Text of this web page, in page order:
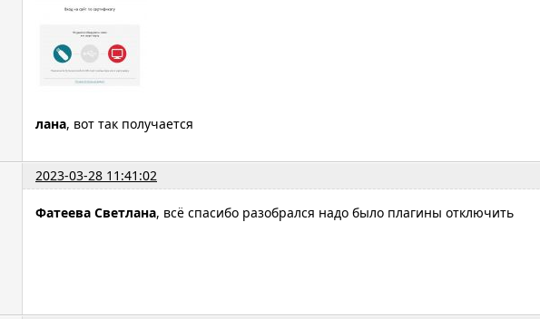
лана, вот так получается
2023-03-28 11:41:02
Фатеева Светлана, всё спасибо разобрался надо было плагины отключить